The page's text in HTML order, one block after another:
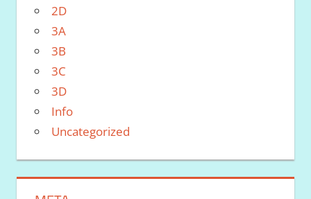
2D
3A
3B
3C
3D
Info
Uncategorized